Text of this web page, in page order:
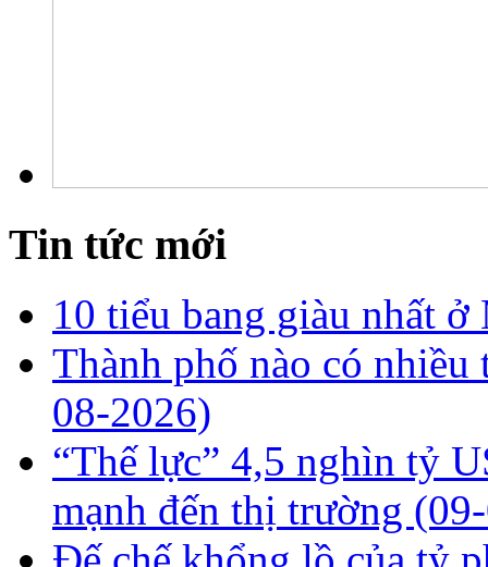
Tin tức mới
10 tiểu bang giàu nhất
Thành phố nào có
08-2026)
“Thế lực” 4,5 nghìn tỷ
mạnh đến thị trường